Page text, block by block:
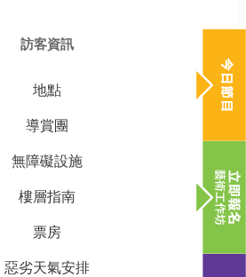
訪客資訊
地點
導賞團
無障礙設施
樓層指南
票房
惡劣天氣安排